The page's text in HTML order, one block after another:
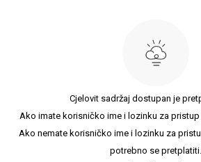
Cjelovit sadržaj dostupan je
Ako imate korisničko ime i lozinku za
Ako nemate korisničko ime i lozinku za
potrebno se pretplatiti.